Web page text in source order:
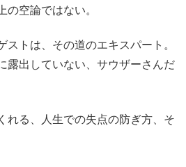
の空論ではない。
ストは、その道のエキスパート。
露出していない、サウザーさんだ
れる、人生での失点の防ぎ方、そ